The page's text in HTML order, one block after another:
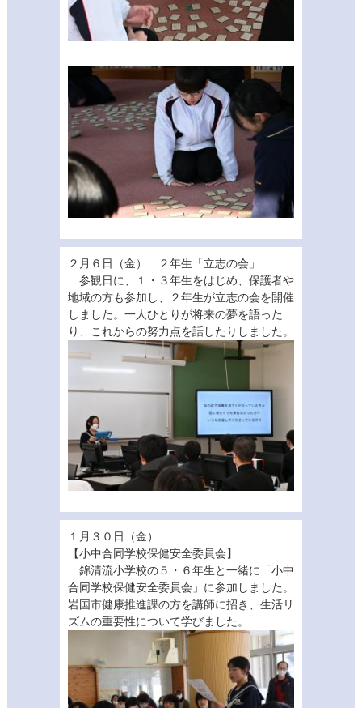
２月６日（金） ２年生「立志の会」
参観日に、１・３年生をはじめ、保護者や
地域の方も参加し、２年生が立志の会を開催
しました。一人ひとりが将来の夢を語った
り、これからの努力点を話したりしました。
１月３０日（金）
【小中合同学校保健安全委員会】
錦清流小学校の５・６年生と一緒に「小中
合同学校保健安全委員会」に参加しました。
岩国市健康推進課の方を講師に招き、生活リ
ズムの重要性について学びました。